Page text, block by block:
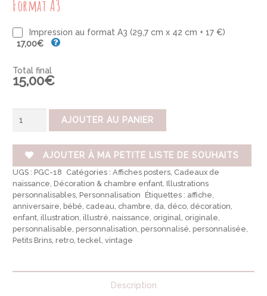
Format A3
Impression au format A3 (29,7 cm x 42 cm + 17 €)
17,00€
Total final
15,00€
de
d'enfant
illustré
-
Prénom
Garçon
AJOUTER AU PANIER
AJOUTER À MA PETITE LISTE DE SOUHAITS
UGS : PGC-18 Catégories :Affiches posters Cadeaux de
naissance Décoration & chambre enfant Illustrations
personnalisables Personnalisation Étiquettes : affiche
anniversaire bébé cadeau chambre da déco décoration
enfant illustration illustré naissance original originale
personnalisable personnalisation personnalisé personnalisée
Petits Brins retro teckel vintage
Description